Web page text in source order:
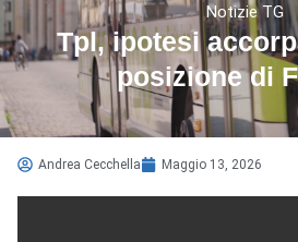
Notizie TG
Tpl, ipotesi
posizione di
Andrea Cecchella Maggio 13, 2026